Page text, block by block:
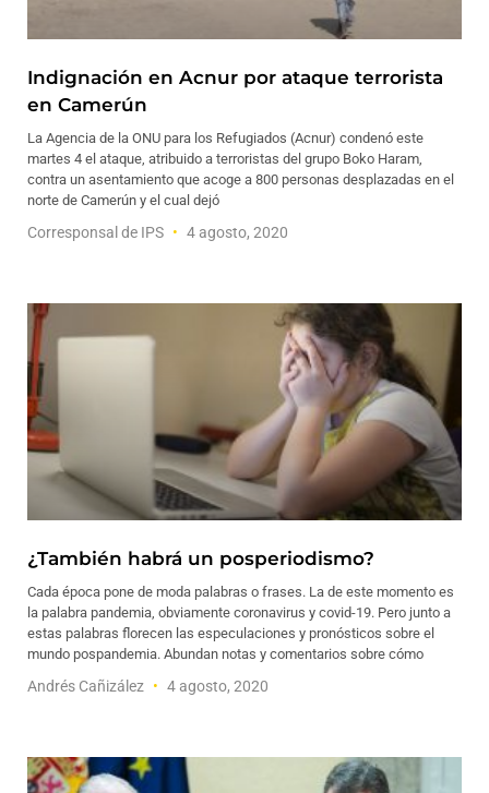
Indignación en Acnur por ataque terrorista
en Camerún
La Agencia de la ONU para los Refugiados (Acnur) condenó este
martes 4 el ataque, atribuido a terroristas del grupo Boko Haram,
contra un asentamiento que acoge a 800 personas desplazadas en el
norte de Camerún y el cual dejó
Corresponsal de IPS 4 agosto, 2020
¿También habrá un posperiodismo?
Cada época pone de moda palabras o frases. La de este momento es
la palabra pandemia, obviamente coronavirus y covid-19. Pero junto a
estas palabras florecen las especulaciones y pronósticos sobre el
mundo pospandemia. Abundan notas y comentarios sobre cómo
Andrés Cañizález 4 agosto, 2020